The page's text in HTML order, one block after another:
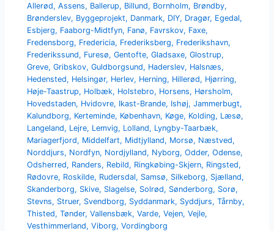
Allerød,Assens, Ballerup, Billund, Bornholm, Brøndby,
Brønderslev, Byggeprojekt, Danmark, DIY, Dragør, Egedal,
Esbjerg, Faaborg-Midtfyn, Fanø, Favrskov, Faxe,
Fredensborg, Fredericia, Frederiksberg, Frederikshavn,
Frederikssund, Furesø,Gentofte,Gladsaxe,Glostrup,
Greve,Gribskov,Guldborgsund, Haderslev, Halsnæs,
Hedensted, Helsingør, Herlev, Herning, Hillerød, Hjørring,
Høje-Taastrup, Holbæk, Holstebro, Horsens, Hørsholm,
Hovedstaden, Hvidovre, Ikast-Brande, Ishøj,Jammerbugt,
Kalundborg, Kerteminde, København, Køge, Kolding, Læsø,
Langeland, Lejre, Lemvig, Lolland, Lyngby-Taarbæk,
Mariagerfjord, Middelfart, Midtjylland, Morsø, Næstved,
Norddjurs, Nordfyn, Nordjylland, Nyborg,Odder,Odense,
Odsherred, Randers, Rebild, Ringkøbing-Skjern, Ringsted,
Rødovre, Roskilde, Rudersdal, Samsø, Silkeborg, Sjælland,
Skanderborg, Skive, Slagelse, Solrød, Sønderborg, Sorø,
Stevns, Struer, Svendborg, Syddanmark, Syddjurs,Tårnby,
Thisted,Tønder,Vallensbæk,Varde,Vejen,Vejle,
Vesthimmerland,Viborg,Vordingborg